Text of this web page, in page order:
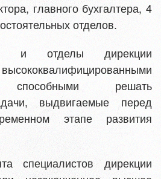
главного бухгалтера, 4
отделов.
и отделы дирекции
способными решать
выдвигаемые перед
этапе развития
специалистов дирекции